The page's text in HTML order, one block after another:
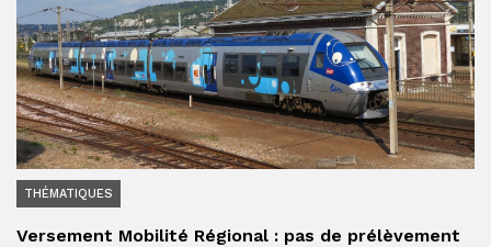
THÉMATIQUES
Versement Mobilité Régional : pas de prélèvement